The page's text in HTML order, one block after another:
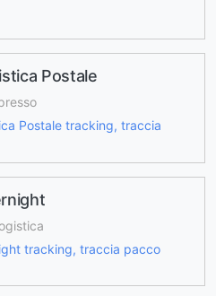
Postale
Postale tracking, traccia
tracking, traccia pacco